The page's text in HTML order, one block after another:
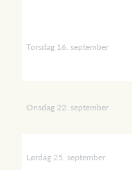
Torsdag 16. september
Onsdag 22. september
Lørdag 25. september